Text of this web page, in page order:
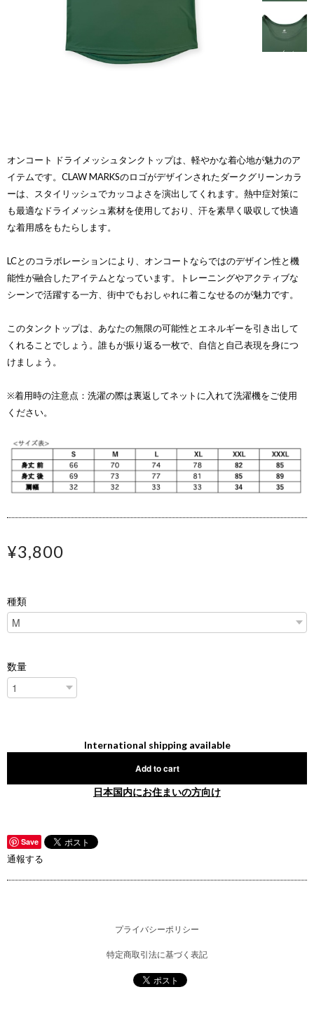
オンコート ドライメッシュタンクトップは、軽やかな着心地が魅力のア
イテムです。CLAW MARKSのロゴがデザインされたダークグリーンカラ
ーは、スタイリッシュでカッコよさを演出してくれます。熱中症対策に
も最適なドライメッシュ素材を使用しており、汗を素早く吸収して快適
な着用感をもたらします。
LCとのコラボレーションにより、オンコートならではのデザイン性と機
能性が融合したアイテムとなっています。トレーニングやアクティブな
シーンで活躍する一方、街中でもおしゃれに着こなせるのが魅力です。
このタンクトップは、あなたの無限の可能性とエネルギーを引き出して
くれることでしょう。誰もが振り返る一枚で、自信と自己表現を身につ
けましょう。
※着用時の注意点：洗濯の際は裏返してネットに入れて洗濯機をご使用
ください。
¥3,800
種類
数量
International shipping available
Add to cart
日本国内にお住まいの方向け
Save
通報する
プライバシーポリシー
特定商取引法に基づく表記